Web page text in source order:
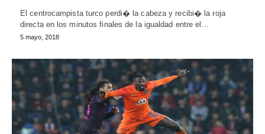
El centrocampista turco perdi� la cabeza y recibi� la roja
directa en los minutos finales de la igualdad entre el…
5 mayo, 2018